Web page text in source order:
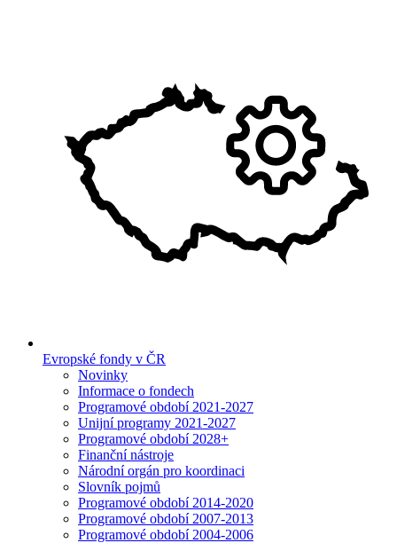
Evropské fondy v ČR
Novinky
Informace o fondech
Programové období 2021-2027
Unijní programy 2021-2027
Programové období 2028+
Finanční nástroje
Národní orgán pro koordinaci
Slovník pojmů
Programové období 2014-2020
Programové období 2007-2013
Programové období 2004-2006